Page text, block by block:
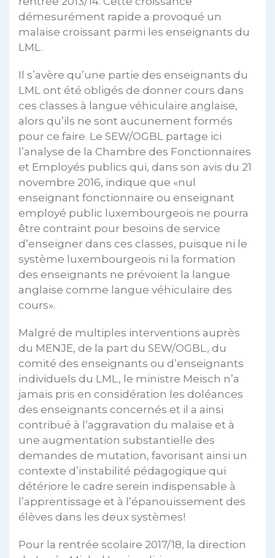
démesurément rapide a provoqué un
malaise croissant parmi les enseignants du
LML.
Il s’avère qu’une partie des enseignants du
LML ont été obligés de donner cours dans
ces classes à langue véhiculaire anglaise,
alors qu’ils ne sont aucunement formés
pour ce faire. Le SEW/OGBL partage ici
l’analyse de la Chambre des Fonctionnaires
et Employés publics qui, dans son avis du 21
novembre 2016, indique que «nul
enseignant fonctionnaire ou enseignant
employé public luxembourgeois ne pourra
être contraint pour besoins de service
d’enseigner dans ces classes, puisque ni le
système luxembourgeois ni la formation
des enseignants ne prévoient la langue
anglaise comme langue véhiculaire des
cours».
Malgré de multiples interventions auprès
du MENJE, de la part du SEW/OGBL, du
comité des enseignants ou d’enseignants
individuels du LML, le ministre Meisch n’a
jamais pris en considération les doléances
des enseignants concernés et il a ainsi
contribué à l’aggravation du malaise et à
une augmentation substantielle des
demandes de mutation, favorisant ainsi un
contexte d’instabilité pédagogique qui
détériore le cadre serein indispensable à
l’apprentissage et à l’épanouissement des
élèves dans les deux systèmes!
Pour la rentrée scolaire 2017/18, la direction